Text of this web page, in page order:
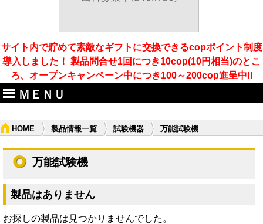
サイト内で貯めて素敵なギフトに交換できるcopポイント制度
導入しました！ 製品問合せ1回につき10cop(10円相当)のとこ
ろ、オープンキャンペーン中につき100～200cop進呈中!!
ＭＥＮＵ
HOME 製品情報一覧 試験機器 万能試験機
万能試験機
製品はありません
お探しの製品は見つかりませんでした。